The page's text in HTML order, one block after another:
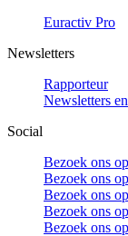
Euractiv Pro
Newsletters
Rapporteur
Newsletters
Social
Bezoek ons
Bezoek ons
Bezoek ons
Bezoek ons
Bezoek ons